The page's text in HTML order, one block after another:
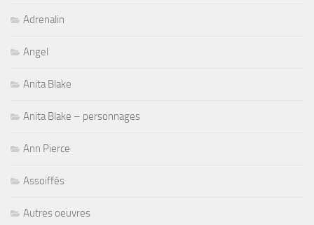
Adrenalin
Angel
Anita Blake
Anita Blake – personnages
Ann Pierce
Assoiffés
Autres oeuvres